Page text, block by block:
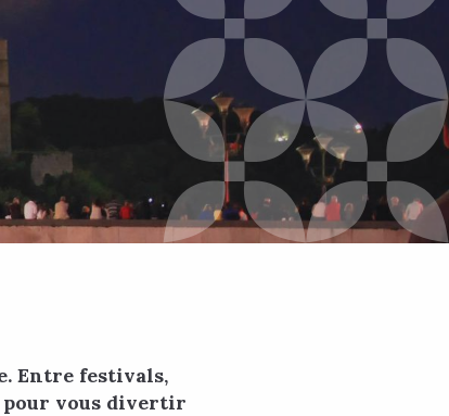
Entre festivals,
pour vous divertir